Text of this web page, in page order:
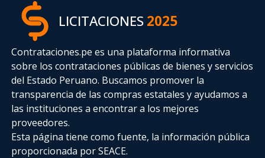
LICITACIONES2025
Contrataciones.pe es una plataforma informativa
sobre los contrataciones públicas de bienes y servicios
del Estado Peruano. Buscamos promover la
transparencia de las compras estatalesy ayudamos a
las instituciones a encontrar a los mejores
proveedores.
Esta página tiene como fuente, la información pública
proporcionada por SEACE.